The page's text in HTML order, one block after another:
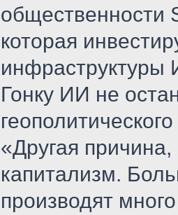
общественности
которая
Гонку ИИ не
«Другая
капитализм.
производят